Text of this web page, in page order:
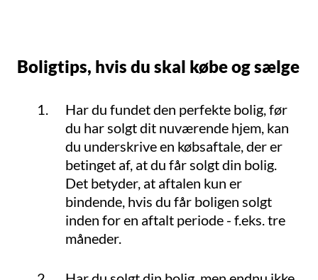
Boligtips, hvis du skal købe og sælge
Har du fundet den perfekte bolig, før
du har solgt dit nuværende hjem, kan
du underskrive en købsaftale, der er
betinget af, at du får solgt din bolig.
Det betyder, at aftalen kun er
bindende, hvis du får boligen solgt
inden for en aftalt periode - f.eks. tre
måneder.